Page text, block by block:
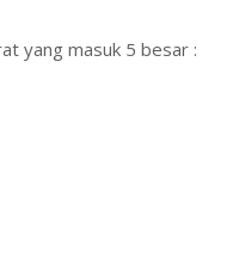
yang masuk 5 besar :